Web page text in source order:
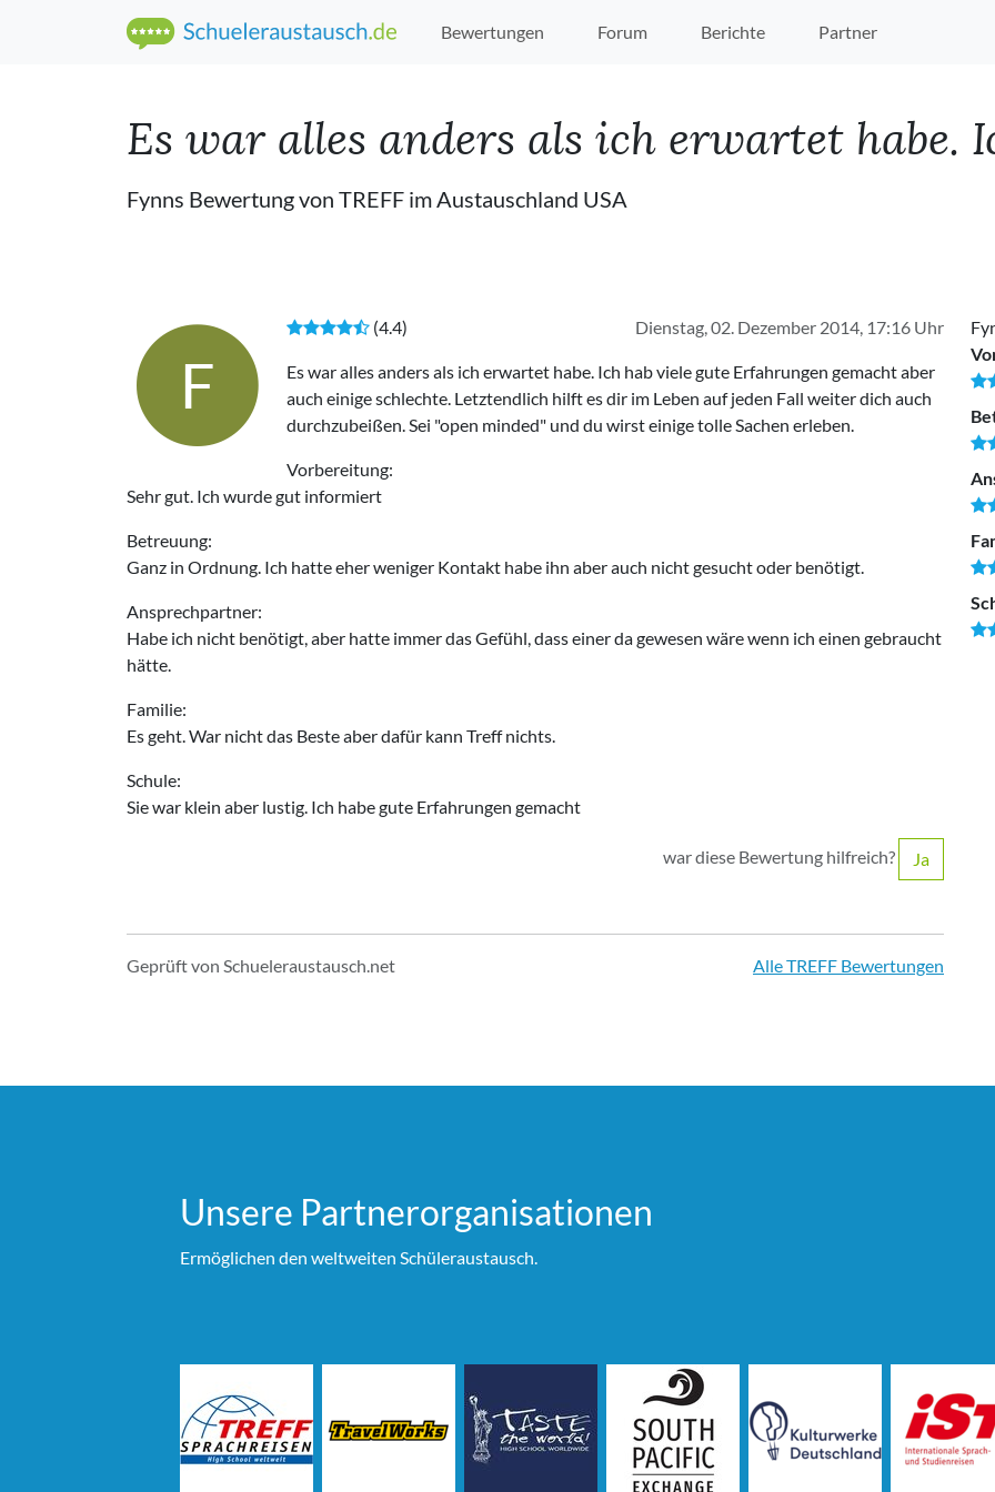
Bewertungen Forum Berichte Partner
Es war alles anders als ich erwartet habe.
Fynns Bewertung von TREFF im Austauschland USA
F
Dienstag, 02. Dezember 2014, 17:16 Uhr
(4.4)
Es war alles anders als ich erwartet habe. Ich hab viele gute Erfahrungen gemacht aber
auch einige schlechte. Letztendlich hilft es dir im Leben auf jeden Fall weiter dich auch
durchzubeißen. Sei "open minded" und du wirst einige tolle Sachen erleben.
Vorbereitung:
Sehr gut. Ich wurde gut informiert
Betreuung:
Ganz in Ordnung. Ich hatte eher weniger Kontakt habe ihn aber auch nicht gesucht oder benötigt.
Ansprechpartner:
Habe ich nicht benötigt, aber hatte immer das Gefühl, dass einer da gewesen wäre wenn ich einen gebraucht
hätte.
Familie:
Es geht. War nicht das Beste aber dafür kann Treff nichts.
Schule:
Sie war klein aber lustig. Ich habe gute Erfahrungen gemacht
war diese Bewertung hilfreich? Ja
Geprüft von Schueleraustausch.net Alle TREFF Bewertungen
Unsere Partner­organi­sationen
Ermöglichen den weltweiten Schüleraustausch.